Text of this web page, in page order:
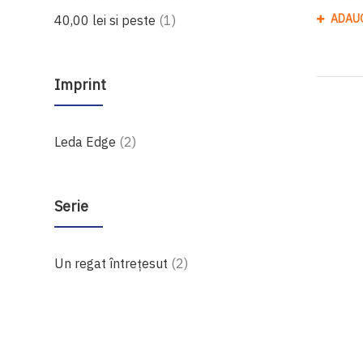
40,00 lei si peste 1produs
Imprint
Leda Edge 2produse
Serie
Un regat întrețesut 2produse